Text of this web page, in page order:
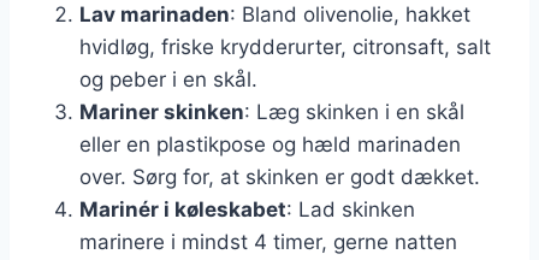
Lav marinaden: Bland olivenolie, hakket
hvidløg, friske krydderurter, citronsaft, salt
og peber i en skål.
Mariner skinken: Læg skinken i en skål
eller en plastikpose og hæld marinaden
over. Sørg for, at skinken er godt dækket.
Marinér i køleskabet: Lad skinken
marinere i mindst 4 timer, gerne natten